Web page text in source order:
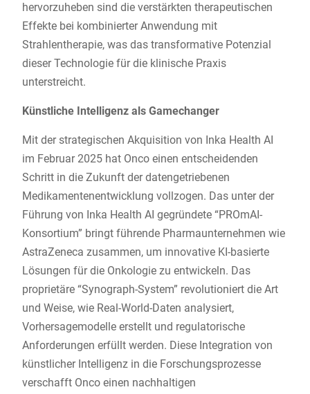
hervorzuheben sind die verstärkten therapeutischen
Effekte bei kombinierter Anwendung mit
Strahlentherapie, was das transformative Potenzial
dieser Technologie für die klinische Praxis
unterstreicht.
Künstliche Intelligenz als Gamechanger
Mit der strategischen Akquisition von Inka Health AI
im Februar 2025 hat Onco einen entscheidenden
Schritt in die Zukunft der datengetriebenen
Medikamentenentwicklung vollzogen. Das unter der
Führung von Inka Health AI gegründete “PROmAI-
Konsortium” bringt führende Pharmaunternehmen wie
AstraZeneca zusammen, um innovative KI-basierte
Lösungen für die Onkologie zu entwickeln. Das
proprietäre “Synograph-System” revolutioniert die Art
und Weise, wie Real-World-Daten analysiert,
Vorhersagemodelle erstellt und regulatorische
Anforderungen erfüllt werden. Diese Integration von
künstlicher Intelligenz in die Forschungsprozesse
verschafft Onco einen nachhaltigen